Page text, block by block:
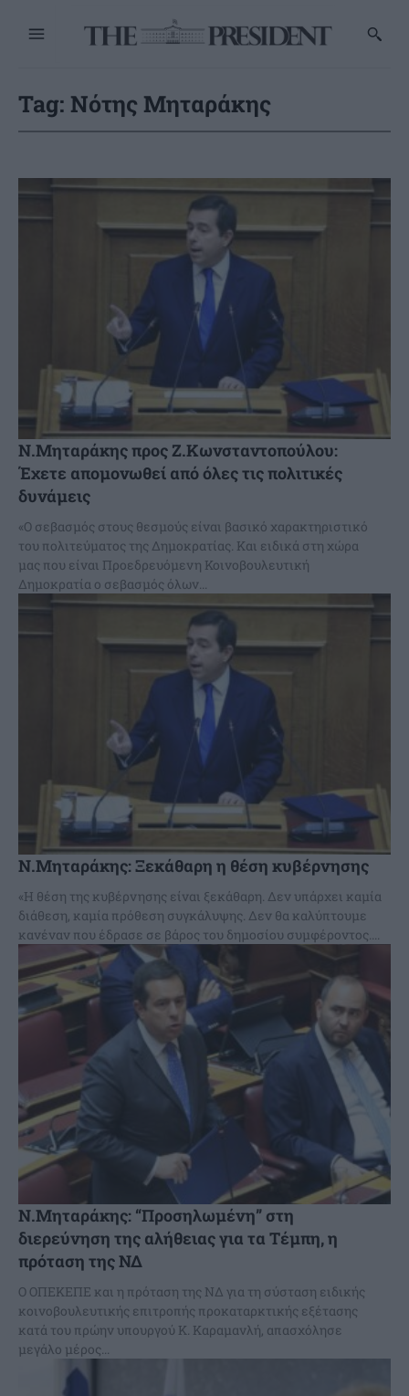
Tag: Νότης Μηταράκης
Ν.Μηταράκης προς Ζ.Κωνσταντοπούλου:
Έχετε απομονωθεί από όλες τις πολιτικές
δυνάμεις
«Ο σεβασμός στους θεσμούς είναι βασικό χαρακτηριστικό
του πολιτεύματος της Δημοκρατίας. Και ειδικά στη χώρα
μας που είναι Προεδρευόμενη Κοινοβουλευτική
Δημοκρατία ο σεβασμός όλων...
Ν.Μηταράκης: Ξεκάθαρη η θέση κυβέρνησης
«Η θέση της κυβέρνησης είναι ξεκάθαρη. Δεν υπάρχει καμία
διάθεση, καμία πρόθεση συγκάλυψης. Δεν θα καλύπτουμε
κανέναν που έδρασε σε βάρος του δημοσίου συμφέροντος....
Ν.Μηταράκης: “Προσηλωμένη” στη
διερεύνηση της αλήθειας για τα Τέμπη, η
πρόταση της ΝΔ
Ο ΟΠΕΚΕΠΕ και η πρόταση της ΝΔ για τη σύσταση ειδικής
κοινοβουλευτικής επιτροπής προκαταρκτικής εξέτασης
κατά του πρώην υπουργού Κ. Καραμανλή, απασχόλησε
μεγάλο μέρος...